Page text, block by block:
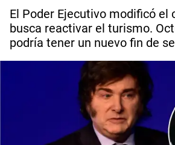
El Poder Ejecutivo modificó el
busca reactivar el turismo.
podría tener un nuevo fin de